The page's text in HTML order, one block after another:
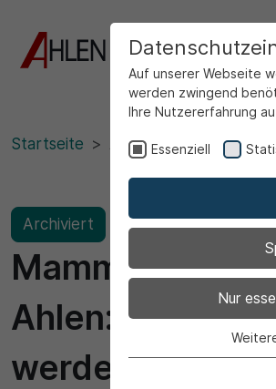
Startseite Ansicht
Archiviert
Mammutspiele
Ahlen: Letzte
werden ab
Auf unserer Webseite
werden zwingend
Ihre Nutzererfahrung
Essenziell
Nur
Essenzielle Cookies